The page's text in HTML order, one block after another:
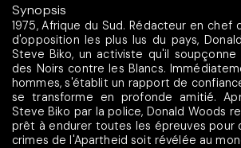
Synopsis
1975, Afrique du Sud. Rédacteur en chef
d'opposition les plus lus du pays,
Steve Biko, un activiste qu'il
des Noirs contre les Blancs.
hommes, s'établit un rapport de
se transforme en profonde amitié.
Steve Biko par la police, Donald Woods
prêt à endurer toutes les épreuves pour
crimes de l'Apartheid soit révélée au